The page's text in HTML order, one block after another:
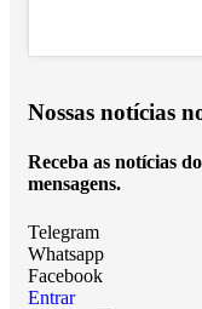
Nossas notícias
Receba as notícias
mensagens.
Telegram
Whatsapp
Facebook
Entrar